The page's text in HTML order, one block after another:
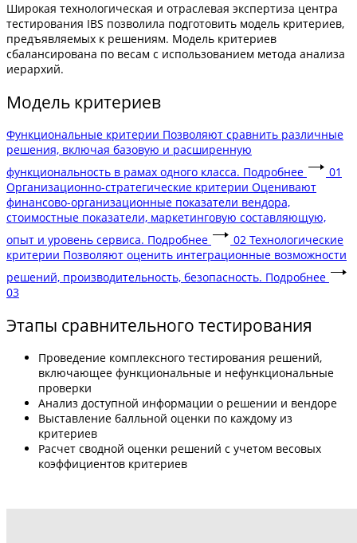
Широкая технологическая и отраслевая экспертиза центра
тестирования IBS позволила подготовить модель критериев,
предъявляемых к решениям. Модель критериев
сбалансирована по весам с использованием метода анализа
иерархий.
Модель критериев
Функциональные критерии Позволяют сравнить различные
решения, включая базовую и расширенную
функциональность в рамах одного класса. Подробнее
01
Организационно-стратегические критерии Оценивают
финансово-организационные показатели вендора,
стоимостные показатели, маркетинговую составляющую,
опыт и уровень сервиса. Подробнее 02 Технологические
критерии Позволяют оценить интеграционные возможности
решений, производительность, безопасность. Подробнее
03
Этапы сравнительного тестирования
Проведение комплексного тестирования решений,
включающее функциональные и нефункциональные
проверки
Анализ доступной информации о решении и вендоре
Выставление балльной оценки по каждому из
критериев
Расчет сводной оценки решений с учетом весовых
коэффициентов критериев